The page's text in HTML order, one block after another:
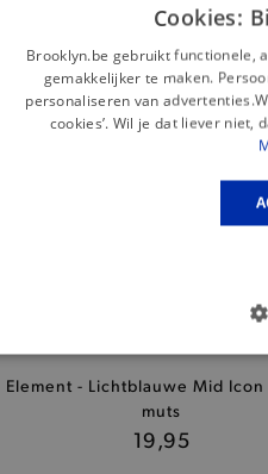
Element - Lichtblauwe Mid Icon
muts
19,95
Cookies:
Brooklyn.be gebruikt functionele,
gemakkelijker te maken.
personaliseren van
cookies’. Wil je dat liever niet,
BASIS COOKIES